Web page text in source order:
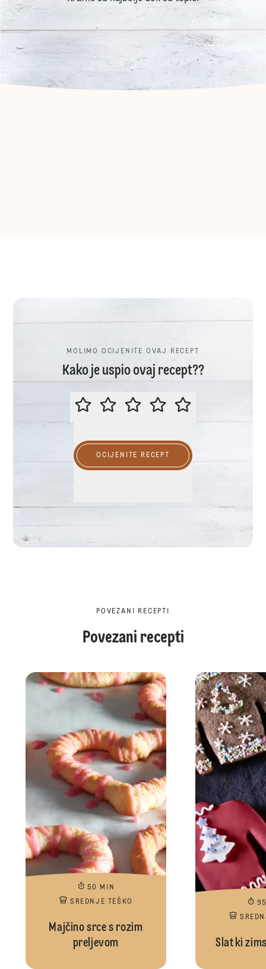
MOLIMO OCIJENITE OVAJ RECEPT
Kako je uspio ovaj recept??
MOLIMO OCIJENITE OVAJ
OCIJENITE RECEPT
POVEZANI RECEPTI
Povezani recepti
50 MIN
SREDNJE TEŠKO
Majčino srce s rozim
preljevom
Slatki